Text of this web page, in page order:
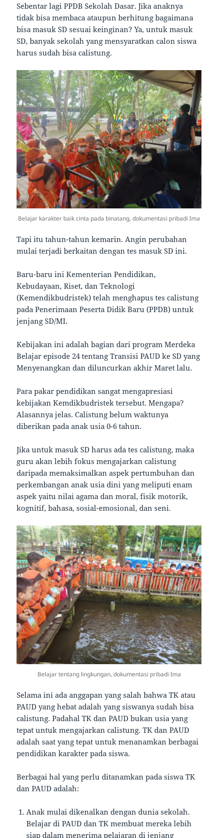
Sebentar lagi PPDB Sekolah Dasar. Jika anaknya
tidak bisa membaca ataupun berhitung bagaimana
bisa masuk SD sesuai keinginan? Ya, untuk masuk
SD, banyak sekolah yang mensyaratkan calon siswa
harus sudah bisa calistung.
Belajar karakter baik cinta pada binatang, dokumentasi pribadi Ima
Tapi itu tahun-tahun kemarin. Angin perubahan
mulai terjadi berkaitan dengan tes masuk SD ini.
Baru-baru ini Kementerian Pendidikan,
Kebudayaan, Riset, dan Teknologi
(Kemendikbudristek) telah menghapus tes calistung
pada Penerimaan Peserta Didik Baru (PPDB) untuk
jenjang SD/MI.
Kebijakan ini adalah bagian dari program Merdeka
Belajar episode 24 tentang Transisi PAUD ke SD yang
Menyenangkan dan diluncurkan akhir Maret lalu.
Para pakar pendidikan sangat mengapresiasi
kebijakan Kemdikbudristek tersebut. Mengapa?
Alasannya jelas. Calistung belum waktunya
diberikan pada anak usia 0-6 tahun.
Jika untuk masuk SD harus ada tes calistung, maka
guru akan lebih fokus mengajarkan calistung
daripada memaksimalkan aspek pertumbuhan dan
perkembangan anak usia dini yang meliputi enam
aspek yaitu nilai agama dan moral, fisik motorik,
kognitif, bahasa, sosial-emosional, dan seni.
Belajar tentang lingkungan, dokumentasi pribadi Ima
Selama ini ada anggapan yang salah bahwa TK atau
PAUD yang hebat adalah yang siswanya sudah bisa
calistung. Padahal TK dan PAUD bukan usia yang
tepat untuk mengajarkan calistung. TK dan PAUD
adalah saat yang tepat untuk menanamkan berbagai
pendidikan karakter pada siswa.
Berbagai hal yang perlu ditanamkan pada siswa TK
dan PAUD adalah:
Anak mulai dikenalkan dengan dunia sekolah.
Belajar di PAUD dan TK membuat mereka lebih
siap dalam menerima pelajaran di jenjang